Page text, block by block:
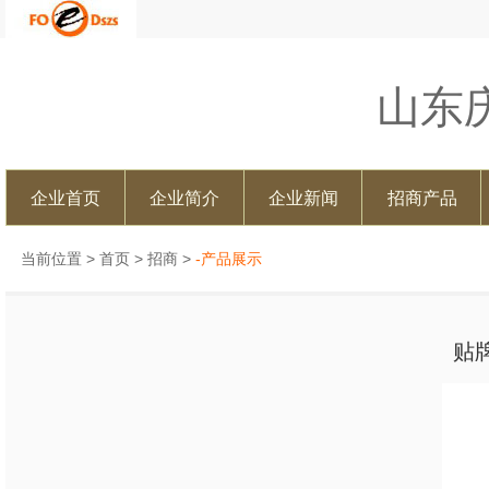
山东
企业首页 企业简介 企业新闻 招商产品
当前位置 > 首页 > 招商 > -产品展示
贴